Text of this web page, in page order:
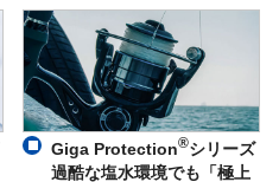
Giga Protection®シリーズ
過酷な塩水環境でも「極上